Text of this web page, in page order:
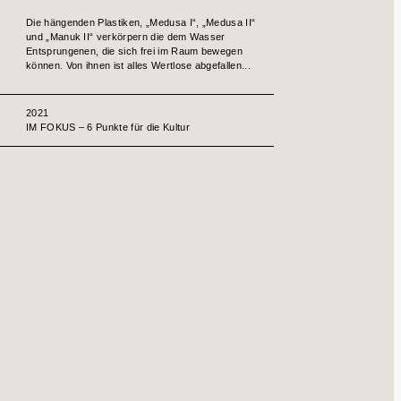
Die hängenden Plastiken, „Medusa I“, „Medusa II“
und „Manuk II“ verkörpern die dem Wasser
Entsprungenen, die sich frei im Raum bewegen
können. Von ihnen ist alles Wertlose abgefallen...
2021
IM FOKUS – 6 Punkte für die Kultur